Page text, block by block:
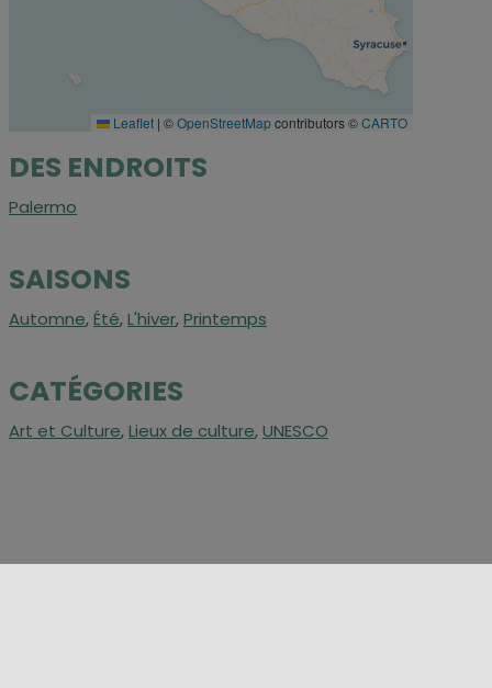
Leaflet | ©OpenStreetMapcontributors ©CARTO
DES ENDROITS
Palermo
SAISONS
Automne,Été,L'hiver,Printemps
CATÉGORIES
Art et Culture,Lieux de culture,UNESCO